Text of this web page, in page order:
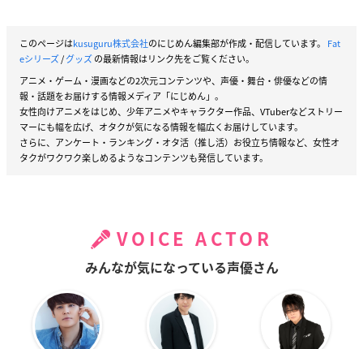
このページはkusuguru株式会社のにじめん編集部が作成・配信しています。 Fat
eシリーズ/グッズの最新情報はリンク先をご覧ください。
アニメ・ゲーム・漫画などの2次元コンテンツや、声優・舞台・俳優などの情
報・話題をお届けする情報メディア「にじめん」。
女性向けアニメをはじめ、少年アニメやキャラクター作品、VTuberなどストリー
マーにも幅を広げ、オタクが気になる情報を幅広くお届けしています。
さらに、アンケート・ランキング・オタ活（推し活）お役立ち情報など、女性オ
タクがワクワク楽しめるようなコンテンツも発信しています。
VOICE ACTOR
みんなが気になっている声優さん